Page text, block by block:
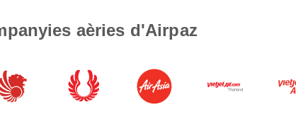
aèries d'Airpaz